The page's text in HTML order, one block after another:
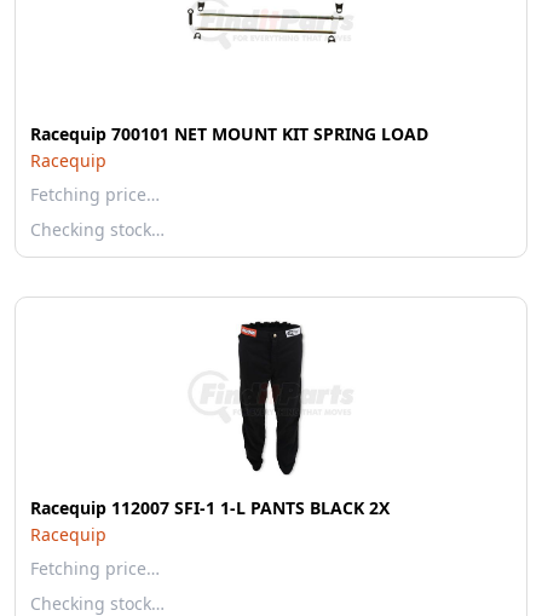
Racequip 700101 NET MOUNT KIT SPRING LOAD
Racequip
Fetching price…
Checking stock…
Racequip 112007 SFI-1 1-L PANTS BLACK 2X
Racequip
Fetching price…
Checking stock…